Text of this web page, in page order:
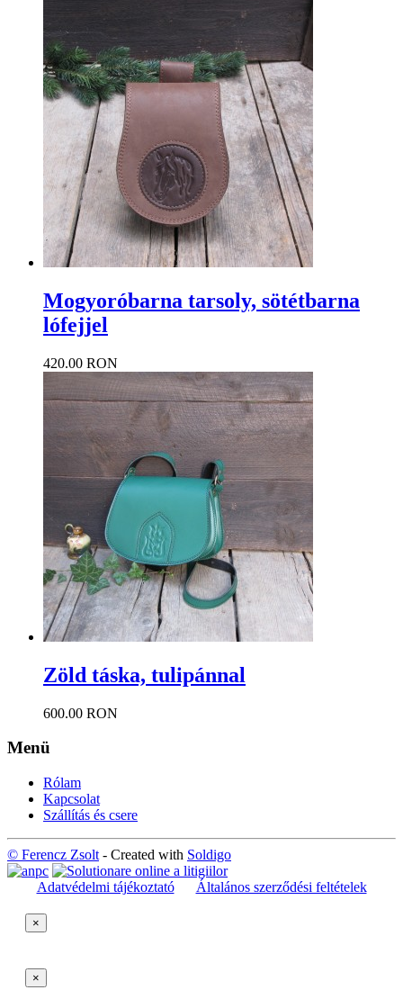
Mogyoróbarna tarsoly, sötétbarna
lófejjel
420.00 RON
Zöld táska, tulipánnal
600.00 RON
Menü
Rólam
Kapcsolat
Szállítás és csere
© Ferencz Zsolt - Created with Soldigo
Adatvédelmi tájékoztató Általános szerződési feltételek
×
×